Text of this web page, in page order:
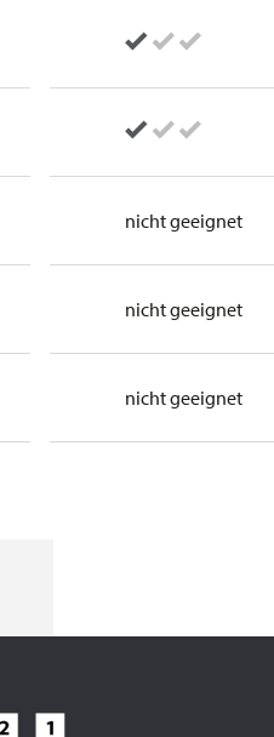
nicht geeignet
nicht geeignet
nicht geeignet